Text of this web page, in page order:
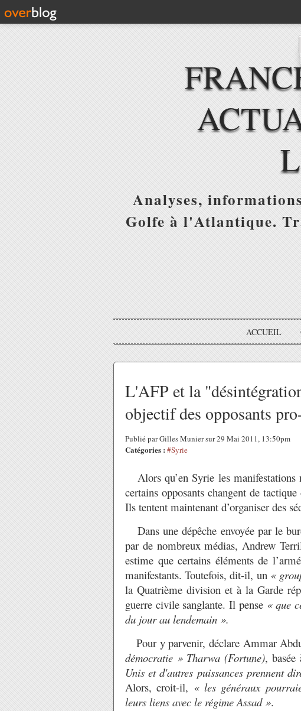
Analyses,
Golfe à l'Atlantique.
ACCUEIL
L'AFP et la
objectif des opposants
Publié par Gilles Munier sur 29 Mai 2011, 13:50pm
Catégories : #Syrie
Alors qu’en Syrie les manifestations
certains opposants changent de
Ils tentent maintenant d’organiser des
Dans une dépêche envoyée par le
par de nombreux médias, Andrew
estime que certains éléments de
manifestants. Toutefois, dit-il, un «
la Quatrième division et à la Garde
guerre civile sanglante. Il pense « que
du jour au lendemain ».
Pour y parvenir, déclare Ammar
démocratie » Tharwa (Fortune),
Unis et d'autres puissances prennent
Alors, croit-il, « les généraux
leurs liens avec le régime Assad ».